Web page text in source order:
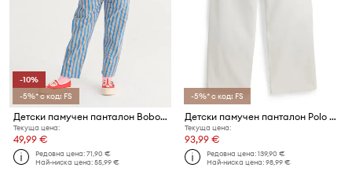
-10%
-5%* с код: FS
Детски памучен панталон Bobo Choses New Hairline
Текуща цена:
49,99 €
Редовна цена:71,90 €
Най-ниска цена:55,99 €
-5%* с код: FS
Детски памучен панталон Polo Ralph Lauren
Текуща цена:
93,99 €
Редовна цена:139,90 €
Най-ниска цена:98,99 €